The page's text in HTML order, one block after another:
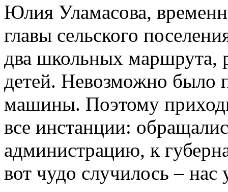
Юлия Уламасова,
главы сельского
два школьных маршрута,
детей. Невозможно было
машины. Поэтому
все инстанции:
администрацию, к
вот чудо случилось –